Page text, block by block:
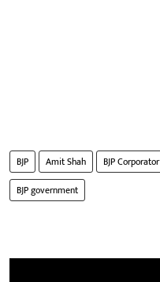
BJP Amit Shah BJP Corporator
BJP government